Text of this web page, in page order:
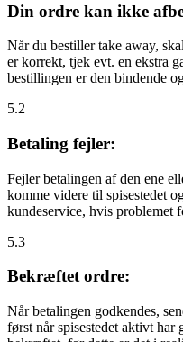
Din ordre kan ikke
Når du bestiller take away,
er korrekt, tjek evt. en ekstra
bestillingen er den bindende
5.2
Betaling fejler:
Fejler betalingen af den ene
komme videre til spisestedet
kundeservice, hvis problemet
5.3
Bekræftet ordre:
Når betalingen godkendes,
først når spisestedet aktivt har